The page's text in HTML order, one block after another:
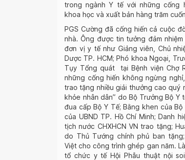
trong ngành Y tế với những cống
khoa học và xuất bản hàng trăm
PGS Cường đã cống hiến cả cuộc
nhà. Ông được tin tưởng đảm
đơn vị y tế như Giảng viên, Chủ
Dược TP. HCM; Phó khoa Ngoại,
Tụy Tổng quát tại Bệnh viện Chợ
những cống hiến không ngừng
trao tặng nhiều giải thưởng cao quý
khỏe nhân dân” do Bộ Trưởng Bộ Y
đua cấp Bộ Y Tế; Bằng khen của
của UBND TP. Hồ Chí Minh; Danh
tịch nước CHXHCN VN trao tặng;
do Thủ Tướng chính phủ ban
Việt cho công trình ghép gan năm.
tổ chức y tế Hội Phẫu thuật nội